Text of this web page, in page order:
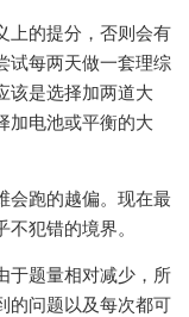
上的提分，否则会有
试每两天做一套理综
该是选择加两道大
加电池或平衡的大
会跑的越偏。现在最
犯错的境界。
于题量相对减少，所
的问题以及每次都可